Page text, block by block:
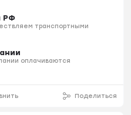
РФ
транспортными
оплачиваются
Поделиться